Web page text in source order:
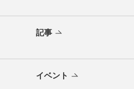
記事
イベント